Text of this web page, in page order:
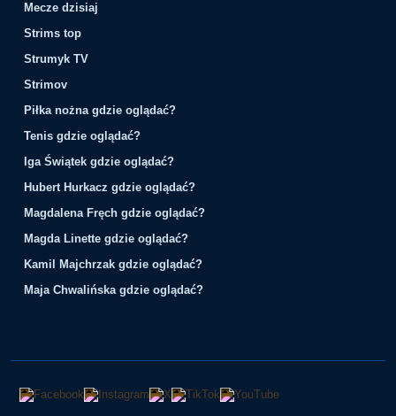
Mecze dzisiaj
Strims top
Strumyk TV
Strimov
Piłka nożna gdzie oglądać?
Tenis gdzie oglądać?
Iga Świątek gdzie oglądać?
Hubert Hurkacz gdzie oglądać?
Magdalena Fręch gdzie oglądać?
Magda Linette gdzie oglądać?
Kamil Majchrzak gdzie oglądać?
Maja Chwalińska gdzie oglądać?